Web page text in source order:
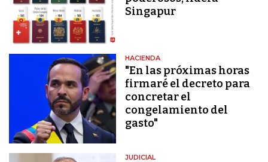
Singapur
HACIENDA
"En las próximas horas
firmaré el decreto para
concretar el
congelamiento del
gasto"
JUDICIAL